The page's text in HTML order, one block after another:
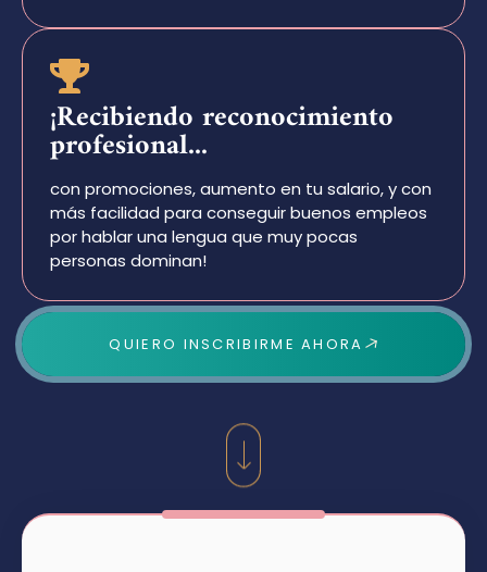
¡Recibiendo reconocimiento
profesional...
con promociones, aumento en tu salario, y con
más facilidad para conseguir buenos empleos
por hablar una lengua que muy pocas
personas dominan!
QUIERO INSCRIBIRME AHORA